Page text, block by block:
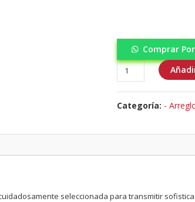
Comprar
Arreglo
Maxi
–
Box
especial
Categoría: -
seleccionada para transmitir